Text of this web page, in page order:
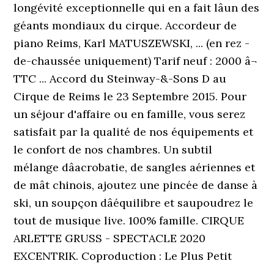
longévité exceptionnelle qui en a fait lâun des
géants mondiaux du cirque. Accordeur de
piano Reims, Karl MATUSZEWSKI, ... (en rez -
de-chaussée uniquement) Tarif neuf : 2000 â¬
TTC ... Accord du Steinway-&-Sons D au
Cirque de Reims le 23 Septembre 2015. Pour
un séjour d'affaire ou en famille, vous serez
satisfait par la qualité de nos équipements et
le confort de nos chambres. Un subtil
mélange dâacrobatie, de sangles aériennes et
de mât chinois, ajoutez une pincée de danse à
ski, un soupçon dâéquilibre et saupoudrez le
tout de musique live. 100% famille. CIRQUE
ARLETTE GRUSS - SPECTACLE 2020
EXCENTRIK. Coproduction : Le Plus Petit